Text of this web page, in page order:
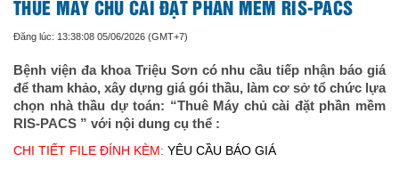
THUÊ MÁY CHỦ CÀI ĐẶT PHẦN MỀM RIS-PACS
Đăng lúc: 13:38:08 05/06/2026 (GMT+7)
Bệnh viện đa khoa Triệu Sơn có nhu cầu tiếp nhận báo giá
để tham khảo, xây dựng giá gói thầu, làm cơ sở tổ chức lựa
chọn nhà thầu dự toán: “Thuê Máy chủ cài đặt phần mềm
RIS-PACS ” với nội dung cụ thể :
CHI TIẾT FILE ĐÍNH KÈM: YÊU CẦU BÁO GIÁ